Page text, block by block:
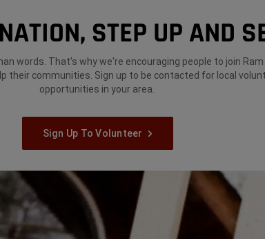
STEP UP AND
words. That’s why we're encouraging people to join
their communities. Sign up to be contacted for local
opportunities in your area.
Sign Up To Volunteer